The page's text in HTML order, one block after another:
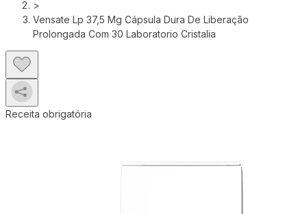
>
Vensate Lp 37,5 Mg Cápsula Dura De Liberação
Prolongada Com 30 Laboratorio Cristalia
Receita obrigatória